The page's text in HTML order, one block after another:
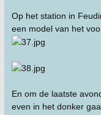
Op het station in
een model van het
En om de laatste
even in het donker